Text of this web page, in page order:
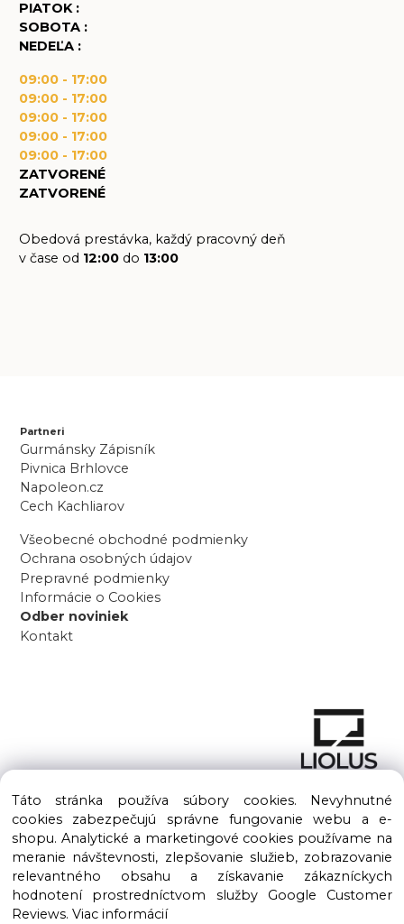
PIATOK :
SOBOTA :
NEDEĽA :
09:00 - 17:00
09:00 - 17:00
09:00 - 17:00
09:00 - 17:00
09:00 - 17:00
ZATVORENÉ
ZATVORENÉ
Obedová prestávka, každý pracovný deň
v čase od 12:00do 13:00
Partneri
Gurmánsky Zápisník
Pivnica Brhlovce
Napoleon.cz
Cech Kachliarov
Všeobecné obchodné podmienky
Ochrana osobných údajov
Prepravné podmienky
Informácie o Cookies
Odber noviniek
Kontakt
Copyright © 2016 – 2026 LIOLUS s.r.o. Všetky práva vyhradené.
Vytvorené spoločnosťouLIOLUS, s.r.o.
Ku Bratke 11, Levice, 934 05
Táto stránka používa súbory cookies. Nevyhnutné
cookies zabezpečujú správne fungovanie webu a e-
shopu. Analytické a marketingové cookies používame na
meranie návštevnosti, zlepšovanie služieb, zobrazovanie
relevantného obsahu a získavanie zákazníckych
hodnotení prostredníctvom služby Google Customer
Reviews. Viac informácií